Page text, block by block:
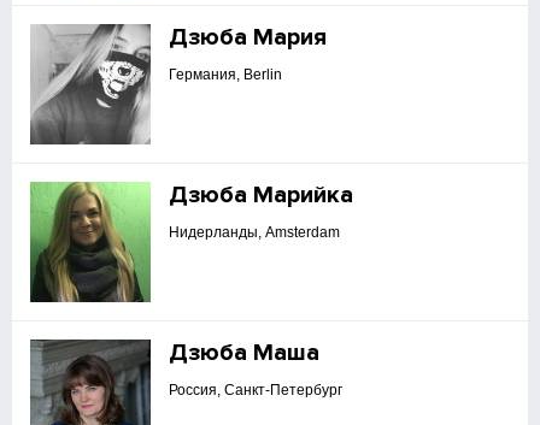
Дзюба Мария
Германия, Berlin
Дзюба Марийка
Нидерланды, Amsterdam
Дзюба Маша
Россия, Санкт-Петербург